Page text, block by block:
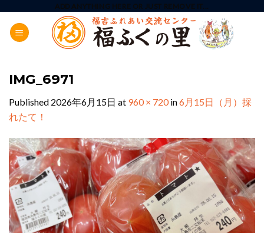
content
ADD ANYTHING HERE OR JUST REMOVE IT...
IMG_6971
Published 2026年6月15日 at 960 × 720in6月15日（月）採
れたて！